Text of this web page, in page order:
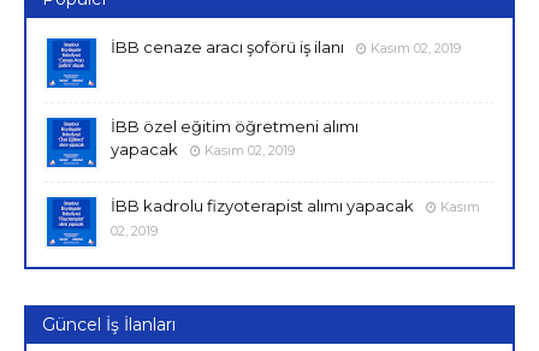
İBB cenaze aracı şoförü iş ilanı Kasım 02, 2019
İBB özel eğitim öğretmeni alımı
yapacak
Kasım 02, 2019
İBB kadrolu fizyoterapist alımı yapacak
Kasım
02, 2019
Güncel İş İlanları